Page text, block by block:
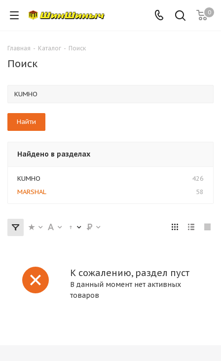
0
Главная - Каталог - Поиск
Поиск
Найдено в разделах
KUMHO
426
MARSHAL
58
К сожалению, раздел пуст
В данный момент нет активных
товаров